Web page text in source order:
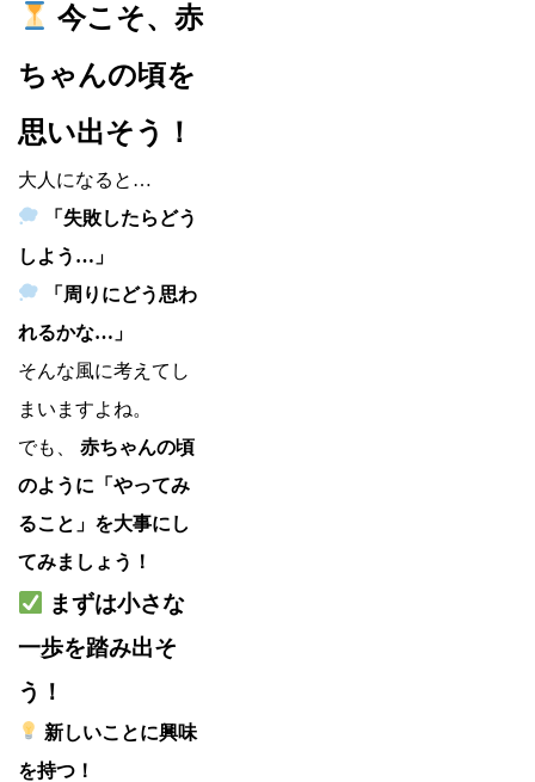
今こそ、赤
ちゃんの頃を
思い出そう！
大人になると…
「失敗したらどう
しよう…」
「周りにどう思わ
れるかな…」
そんな風に考えてし
まいますよね。
でも、 赤ちゃんの頃
のように「やってみ
ること」を大事にし
てみましょう！
まずは小さな
一歩を踏み出そ
う！
新しいことに興味
を持つ！